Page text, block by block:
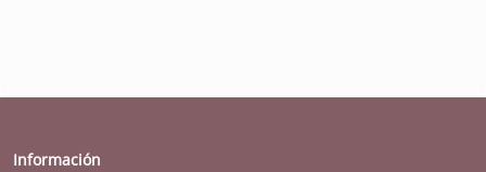
Información